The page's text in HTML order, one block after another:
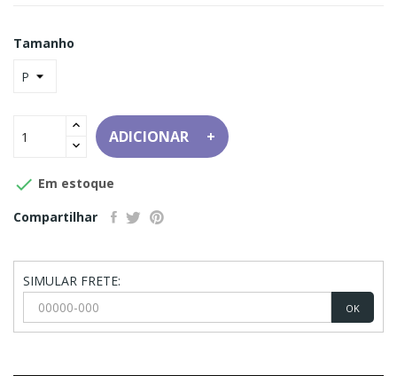
Tamanho
ADICIONAR
 Em estoque
Compartilhar
SIMULAR FRETE:
OK